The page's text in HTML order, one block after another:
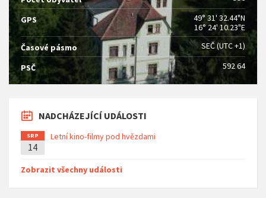
GPS
49° 31' 32.44"N
16° 24' 10.23"E
Časové pásmo
SEČ (UTC +1)
PSČ 592 64
NADCHÁZEJÍCÍ UDÁLOSTI
SRP
14
Letní kino-filmy pod hvězdami
Zobrazit všechny události